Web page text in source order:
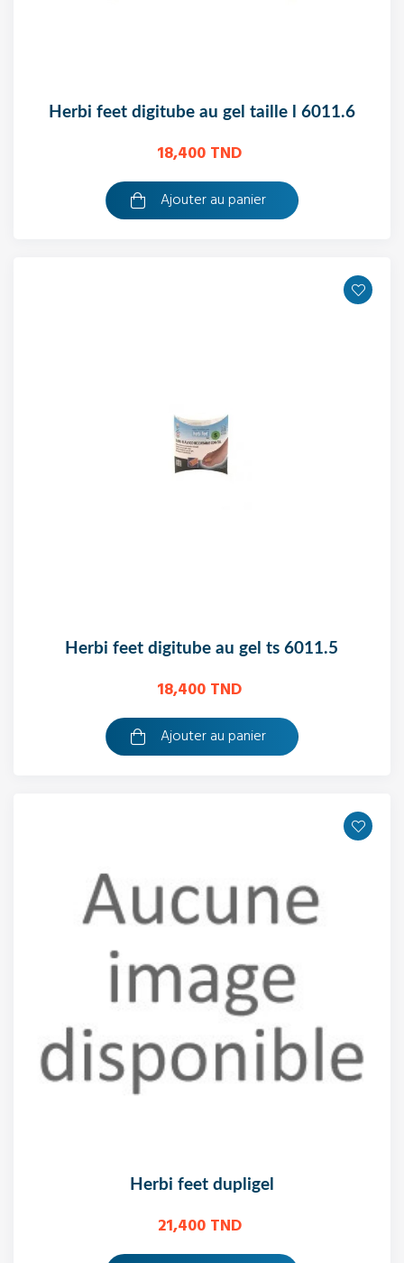
herbi feet digitube au gel taille l 6011.6
18,400 TND
Ajouter au panier
herbi feet digitube au gel ts 6011.5
18,400 TND
Ajouter au panier
herbi feet dupligel
21,400 TND